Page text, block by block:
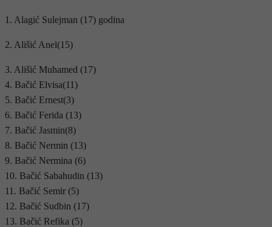
1. Alagić Sulejman (17) godina
2. Ališić Anel(15)
3. Ališić Muhamed (17)
4. Bačić Elvisa(11)
5. Bačić Ernest(3)
6. Bačić Ferida (13)
7. Bačić Jasmin(8)
8. Bačić Nermin (13)
9. Bačić Nermina (6)
10. Bačić Sabahudin (13)
11. Bačić Semir (5)
12. Bačić Sudbin (17)
13. Bačić Refika (5)